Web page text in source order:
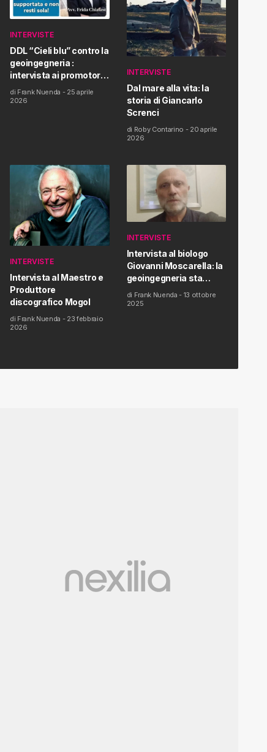
INTERVISTE
DDL “Cieli blu” contro la
geoingegneria :
intervista ai promotori
della tematica e della
Proposta di Legge
di Frank Nuenda - 25 aprile
2026
INTERVISTE
Dal mare alla vita: la
storia di Giancarlo
Screnci
di Roby Contarino - 20 aprile
2026
INTERVISTE
Intervista al Maestro e
Produttore
discografico Mogol
di Frank Nuenda - 23 febbraio
2026
INTERVISTE
Intervista al biologo
Giovanni Moscarella: la
geoingegneria sta
modificando il clima e la
salute dell’uomo
di Frank Nuenda - 13 ottobre
2025